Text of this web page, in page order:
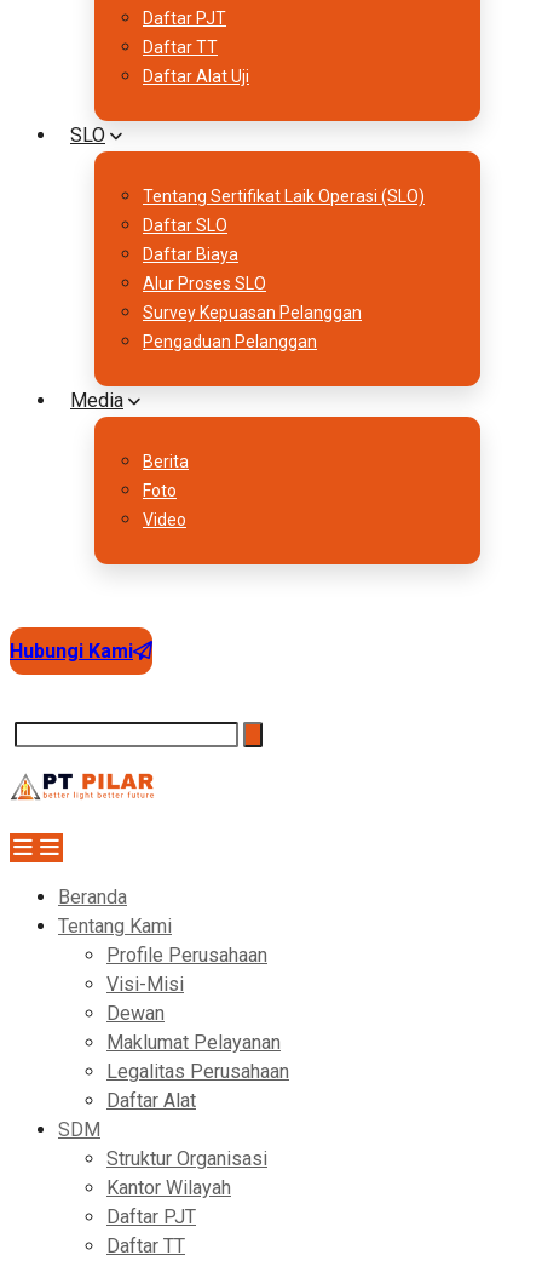
Daftar PJT
Daftar TT
Daftar Alat Uji
SLO
Tentang Sertifikat Laik Operasi (SLO)
Daftar SLO
Daftar Biaya
Alur Proses SLO
Survey Kepuasan Pelanggan
Pengaduan Pelanggan
Media
Berita
Foto
Video
Hubungi Kami
Beranda
Tentang Kami
Profile Perusahaan
Visi-Misi
Dewan
Maklumat Pelayanan
Legalitas Perusahaan
Daftar Alat
SDM
Struktur Organisasi
Kantor Wilayah
Daftar PJT
Daftar TT